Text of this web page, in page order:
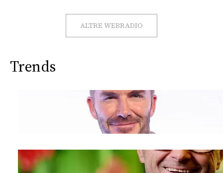
ALTRE WEBRADIO
Trends